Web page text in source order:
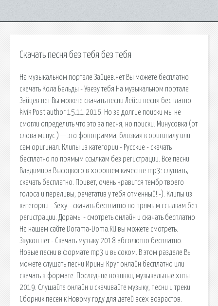
Скачать песня без тебя без тебя
На музыкальном портале Зайцев.нет Вы можете бесплатно
скачать Кола Бельды - Увезу тебя На музыкальном портале
Зайцев.нет Вы можете скачать песни Лейси песня бесплатно
kivik Post author 15.11.2016. Но за долгие поиски мы не
смогли определить что это за песня, но поиски. Минусовка (от
слова минус ) — это фонограмма, близкая к оригиналу или
сам оригинал. Клипы из категории - Русские - скачать
бесплатно по прямым ссылкам без регистрации. Все песни
Владимира Высоцкого в хорошем качестве mp3: слушать,
скачать бесплатно. Привет, очень нравится тембр твоего
голоса и переливы, речетатив у тебя отменный!:-). Клипы из
категории - Sexy - скачать бесплатно по прямым ссылкам без
регистрации. Дорамы - смотреть онлайн и скачать бесплатно
На нашем сайте Dorama-Doma.RU вы можете смотреть.
Звукон.нет - Скачать музыку 2018 абсолютно бесплатно.
Новые песни в формате mp3 и высоком. В этом разделе Вы
можете слушать песни Ирины Круг онлайн бесплатно или
скачать в формате. Последние новинки, музыкальные хиты
2019. Слушайте онлайн и скачивайте музыку, песни и треки.
Сборник песен к Новому году для детей всех возрастов.